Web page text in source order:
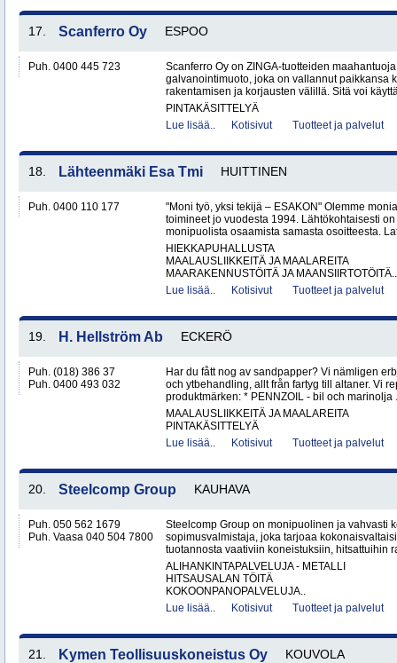
17. Scanferro Oy ESPOO
Puh. 0400 445 723
Scanferro Oy on ZINGA-tuotteiden
galvanointimuoto, joka on vallannut paikkansa
rakentamisen ja korjausten välillä. Sitä voi
PINTAKÄSITTELYÄ
Lue lisää..
Kotisivut Tuotteet ja palvelut
18. Lähteenmäki Esa Tmi HUITTINEN
Puh. 0400 110 177
"Moni työ, yksi tekijä – ESAKON" Olemme
toimineet jo vuodesta 1994. Lähtökohtaisesti
monipuolista osaamista samasta osoitteesta.
HIEKKAPUHALLUSTA
MAALAUSLIIKKEITÄ JA MAALAREITA
MAARAKENNUSTÖITÄ JA MAANSIIRTOTÖITÄ..
Lue lisää..
Kotisivut Tuotteet ja palvelut
19. H. Hellström Ab ECKERÖ
Puh. (018) 386 37
Puh. 0400 493 032
Har du fått nog av sandpapper? Vi nämligen
och ytbehandling, allt från fartyg till altaner. Vi
produktmärken: * PENNZOIL - bil och marinolja
MAALAUSLIIKKEITÄ JA MAALAREITA
PINTAKÄSITTELYÄ
Lue lisää..
Kotisivut Tuotteet ja palvelut
20. Steelcomp Group KAUHAVA
Puh. 050 562 1679
Puh. Vaasa 040 504 7800
Steelcomp Group on monipuolinen ja vahvasti
sopimusvalmistaja, joka tarjoaa
tuotannosta vaativiin koneistuksiin, hitsattuihin
ALIHANKINTAPALVELUJA - METALLI
HITSAUSALAN TÖITÄ
KOKOONPANOPALVELUJA..
Lue lisää..
Kotisivut Tuotteet ja palvelut
21. Kymen Teollisuuskoneistus Oy KOUVOLA